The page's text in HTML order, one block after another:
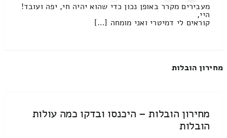
מעבירים מקרר באופן נכון כדי שהוא יהיה חי, יפה ועובד!
היי,
קוראים לי דמיטרי ואני מומחה […]
מחירון הובלות
מחירון הובלות – היכנסו ובדקו כמה עולות
הובלות